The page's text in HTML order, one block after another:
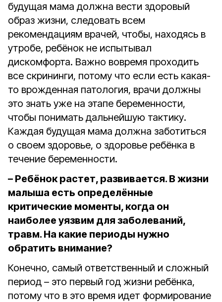
будущая мама должна вести здоровый
образ жизни, следовать всем
рекомендациям врачей, чтобы, находясь в
утробе, ребёнок не испытывал
дискомфорта. Важно вовремя проходить
все скрининги, потому что если есть какая-
то врожденная патология, врачи должны
это знать уже на этапе беременности,
чтобы понимать дальнейшую тактику.
Каждая будущая мама должна заботиться
о своем здоровье, о здоровье ребёнка в
течение беременности.
– Ребёнок растет, развивается. В жизни
малыша есть определённые
критические моменты, когда он
наиболее уязвим для заболеваний,
травм. На какие периоды нужно
обратить внимание?
Конечно, самый ответственный и сложный
период – это первый год жизни ребёнка,
потому что в это время идет формирование